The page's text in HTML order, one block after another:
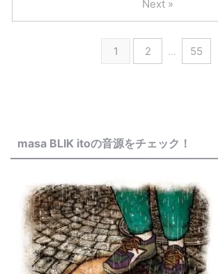
1 2 … 55
Next »
masa BLIK itoの音源をチェック！